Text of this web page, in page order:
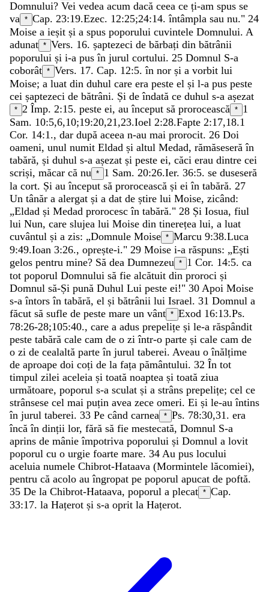
Domnului? Vei vedea acum dacă ceea ce ți-am spus se
va * Cap. 23:19.Ezec. 12:25;24:14. întâmpla sau nu." 24
Moise a ieșit și a spus poporului cuvintele Domnului. A
adunat * Vers. 16. șaptezeci de bărbați din bătrânii
poporului și i-a pusîn jurul cortului. 25 Domnul S-a
coborât * Vers. 17. Cap. 12:5. în nor și a vorbit lui
Moise; a luat din duhul care era peste el și l-a pus peste
cei șaptezeci de bătrâni. Și deîndată ce duhul s-a așezat
* 2 Împ. 2:15. peste ei, auînceput să prorocească * 1
Sam. 10:5,6,10;19:20,21 ,23.Ioel 2:28.Fapte 2:17,18.1
Cor. 14:1 ., dar după aceea n-au mai prorocit. 26 Doi
oameni, unul numit Eldad și altul Medad, rămăseserăîn
tabără, și duhul s-a așezat și peste ei, căci erau dintre cei
scriși, măcar că nu * 1 Sam. 20:26.Ier. 36:5. se duseseră
la cort. Și auînceput să prorocească și eiîn tabără. 27
Un tânăr a alergat și a dat de știre lui Moise, zicând:
„Eldad și Medad prorocescîn tabără." 28 Și Iosua, fiul
lui Nun, care slujea lui Moise din tinerețea lui, a luat
cuvântul și a zis: „Domnule Moise * Marcu 9:38.Luca
9:49.Ioan 3:26., oprește-i." 29 Moise i-a răspuns: „Ești
gelos pentru mine? Să dea Dumnezeu * 1 Cor. 14:5. ca
tot poporul Domnului să fie alcătuit din proroci și
Domnul să-Și pună Duhul Lui peste ei!" 30 Apoi Moise
s-aîntorsîn tabără, el și bătrânii lui Israel. 31 Domnul a
făcut să sufle de peste mare un vânt * Exod 16:13.Ps.
78:26-28;105:40., care a adus prepelițe și le-a răspândit
peste tabără cale cam de o ziîntr-o parte și cale cam de
o zi de cealaltă parteîn jurul taberei. Aveau oînălțime
de aproape doi coți de la fața pământului. 32 În tot
timpul zilei aceleia și toată noaptea și toată ziua
următoare, poporul s-a sculat și a strâns prepelițe; cel ce
strânsese cel mai puțin avea zece omeri. Ei și le-auîntins
în jurul taberei. 33 Pe când carnea * Ps. 78:30,31 . era
încăîn dinții lor, fără să fie mestecată, Domnul S-a
aprins de mânieîmpotriva poporului și Domnul a lovit
poporul cu o urgie foarte mare. 34 Au pus locului
aceluia numele Chibrot-Hataava (Mormintele lăcomiei),
pentru că acolo auîngropat pe poporul apucat de poftă.
35 De la Chibrot-Hataava, poporul a plecat * Cap.
33:17. la Hațerot și s-a oprit la Hațerot.